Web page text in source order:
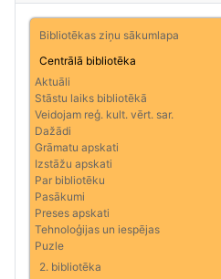
Bibliotēkas ziņu sākumlapa
Centrālā bibliotēka
Aktuāli
Stāstu laiks bibliotēkā
Veidojam reģ. kult. vērt. sar.
Dažādi
Grāmatu apskati
Izstāžu apskati
Par bibliotēku
Pasākumi
Preses apskati
Tehnoloģijas un iespējas
Puzle
2. bibliotēka